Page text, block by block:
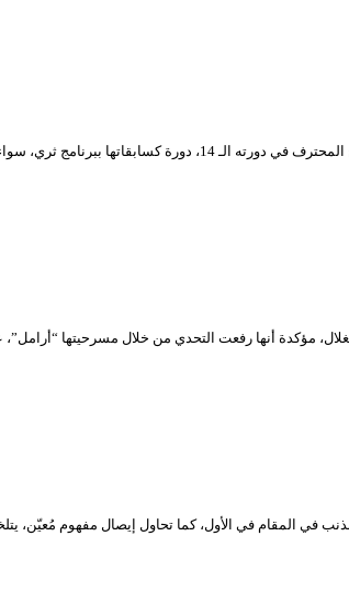
عاد ركح المسرح الوطني الجزائري ليتنفس المسرح من جديد، بعد سنتين من الغياب، ليفتح أبوابه أمام
مؤكدة أنها رفعت التحدي من خلال مسرحيتها “أرامل”،
في المقام في الأول، كما تحاول إيصال مفهوم مُعيّن،